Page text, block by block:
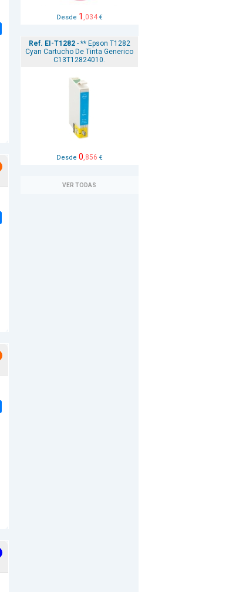
Desde 1 ,034€
Ref. EI-T1282- ** Epson T1282
Cyan Cartucho De Tinta Generico
C13T12824010.
Desde 0,856 €
VER TODAS